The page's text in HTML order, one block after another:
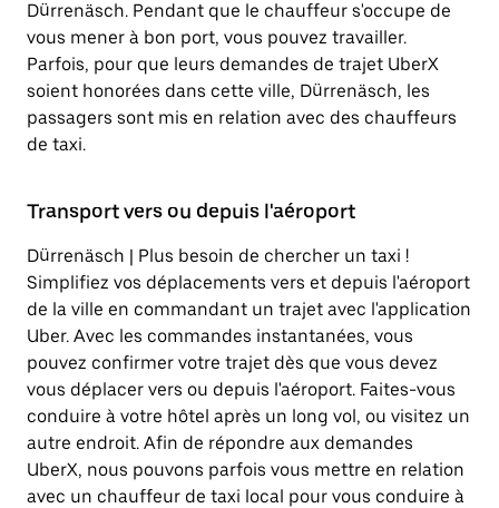
Dürrenäsch. Pendant que le chauffeur s'occupe de
vous mener à bon port, vous pouvez travailler.
Parfois, pour que leurs demandes de trajet UberX
soient honorées dans cette ville, Dürrenäsch, les
passagers sont mis en relation avec des chauffeurs
de taxi.
Transport vers ou depuis l'aéroport
Dürrenäsch | Plus besoin de chercher un taxi !
Simplifiez vos déplacements vers et depuis l'aéroport
de la ville en commandant un trajet avec l'application
Uber. Avec les commandes instantanées, vous
pouvez confirmer votre trajet dès que vous devez
vous déplacer vers ou depuis l'aéroport. Faites-vous
conduire à votre hôtel après un long vol, ou visitez un
autre endroit. Afin de répondre aux demandes
UberX, nous pouvons parfois vous mettre en relation
avec un chauffeur de taxi local pour vous conduire à